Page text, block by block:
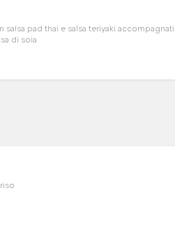
pad thai e salsa teriyaki
di soia